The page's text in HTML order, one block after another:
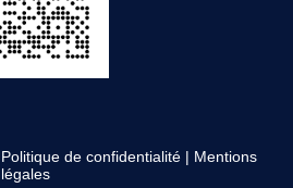
Politique de confidentialité| Mentions
légales